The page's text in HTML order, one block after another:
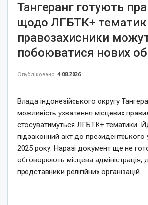
Тангеранг готують
щодо ЛГБТК+
правозахисники
побоюватися нових
Опубліковано 4.08.2026
Влада індонезійського округу
можливість ухвалення місцевих
стосуватимуться ЛГБТК+ тематики.
підзаконний акт до президентського
2025 року. Наразі документ ще не
обговорюють місцева адміністрація,
представники релігійних організацій.